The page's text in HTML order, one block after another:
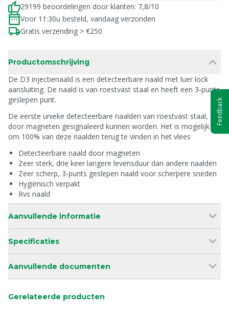
29199 beoordelingen door klanten: 7,8/10
Voor 11:30u besteld, vandaag verzonden
Gratis verzending > €250
Productomschrijving
De D3 injectienaald is een detecteerbare naald met luer lock
aansluiting. De naald is van roestvast staal en heeft een 3-punts
geslepen punt.
De eerste unieke detecteerbare naalden van roestvast staal, die
door magneten gesignaleerd kunnen worden. Het is mogelijk
om 100% van deze naalden terug te vinden in het vlees
Detecteerbare naald door magneten
Zeer sterk, drie keer langere levensduur dan andere naalden
Zeer scherp, 3-punts geslepen naald voor scherpere sneden
Hygiënisch verpakt
Rvs naald
Aanvullende informatie
Specificaties
Aanvullende documenten
Gerelateerde producten
Feedback